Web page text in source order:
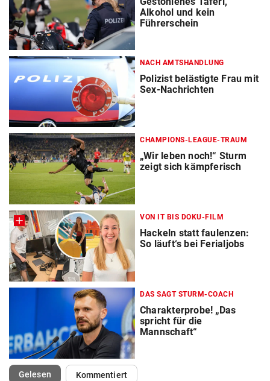
Alkohol und kein
Führerschein
NACH AMTSHANDLUNG
Polizist belästigte Frau mit
Sex-Nachrichten
CHAMPIONS-LEAGUE-TRAUM
„Wir leben noch!“ Sturm
zeigt sich kämpferisch
VON IT BIS DOKU-FILM
Hackeln statt faulenzen:
So läuft‘s bei Ferialjobs
DAS SAGT STURM-COACH
Charakterprobe! „Das
spricht für die
Mannschaft“
Gelesen(ausgewählt)Kommentiert